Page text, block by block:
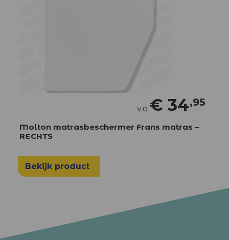
v.a.€ 34,95
Molton matrasbeschermer Frans matras –
RECHTS
Bekijk product